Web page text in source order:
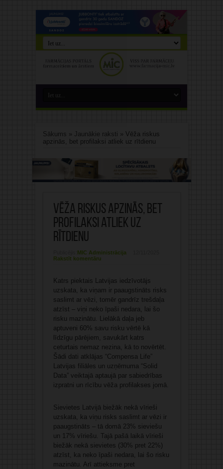
Sākums » Jaunākie raksti » Vēža riskus
apzinās, bet profilaksi atliek uz rītdienu
Vēža riskus apzinās, bet
profilaksi atliek uz
rītdienu
MIC Administrācija
Rakstīt komentāru
Katrs piektais Latvijas iedzīvotājs
uzskata, ka viņam ir paaugstināts risks
saslimt ar vēzi, tomēr gandrīz trešdaļa
atzīst – viņi neko īpaši nedara, lai šo
risku mazinātu. Lielākā daļa jeb
aptuveni 60% savu risku vērtē kā
līdzīgu pārējiem, savukārt katrs
ceturtais nemaz nezina, kā to novērtēt.
Šādi dati atklājas “Compensa Life”
Latvijas filiāles un uzņēmuma “Solid
Data” veiktajā aptaujā par sabiedrības
izpratni un rīcību vēža profilakses jomā.
Sievietes Latvijā biežāk nekā vīrieši
uzskata, ka viņu risks saslimt ar vēzi ir
paaugstināts – tā domā 23% sieviešu
un 17% vīriešu. Tajā pašā laikā vīrieši
biežāk nekā sievietes (30% pret 22%)
atzīst, ka neko īpaši nedara, lai šo risku
mazinātu. Arī attieksme pret